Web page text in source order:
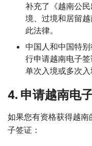
补充了《越南公
境、过境和居留
此法律。
中国人和中国特
行申请越南电子
单次入境或多次入
4. 申请越南电
如果您有资格获得越
子签证：